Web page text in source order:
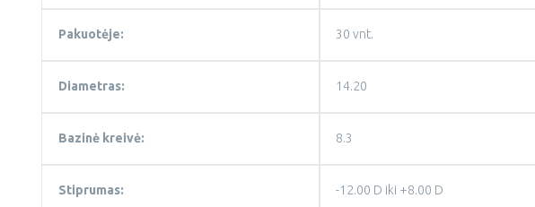
Pakuotėje: 30 vnt.
Diametras: 14.20
Bazinė kreivė: 8.3
Stiprumas: -12.00 D iki +8.00 D